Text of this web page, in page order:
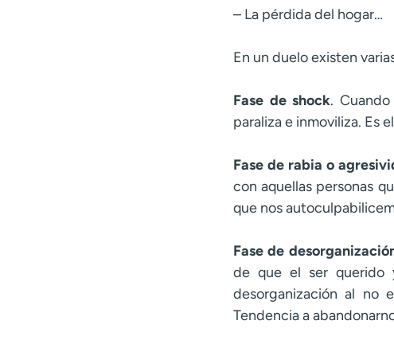
– La pérdida del hogar…
En un duelo existen
Fase de shock.
paraliza e inmoviliza. Es
Fase de rabia o
con aquellas personas
que nos
Fase de
de que el ser querido
desorganización al no
Tendencia a